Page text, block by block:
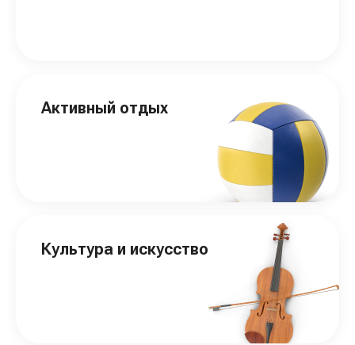
Активный отдых
Культура и искусство